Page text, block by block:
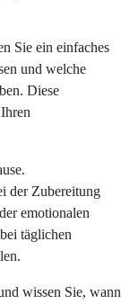
Sie ein einfaches
und welche
Diese
der Zubereitung
emotionalen
täglichen
wissen Sie, wann